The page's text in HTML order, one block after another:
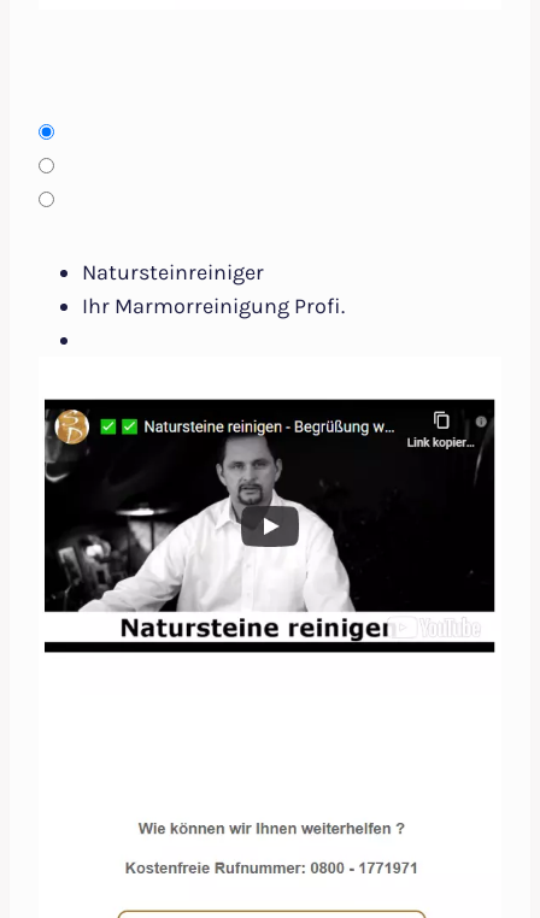
Natursteinreiniger
Ihr Marmorreinigung Profi.